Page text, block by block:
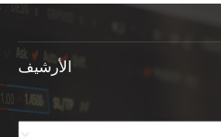
الأرشيف